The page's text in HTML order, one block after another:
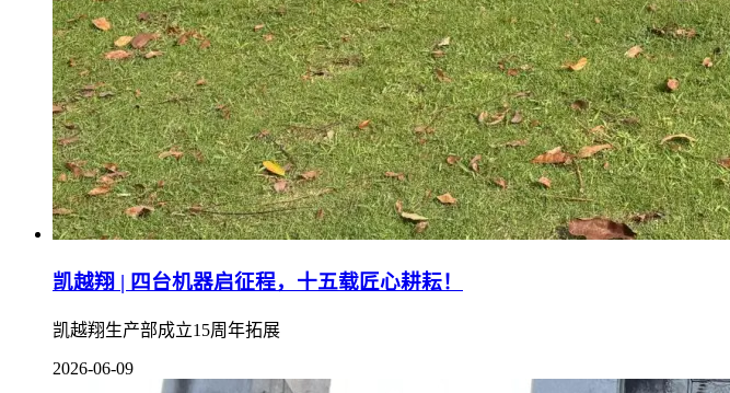
凯越翔 | 四台机器启征程，十五载匠心耕耘！
凯越翔生产部成立15周年拓展
2026-06-09